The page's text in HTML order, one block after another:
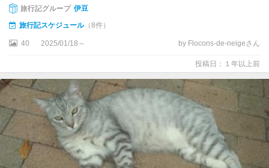
旅行記グループ 伊豆
旅行記スケジュール（8件）
40 2025/01/18～ by Flocons-de-neigeさん
投稿日：１年以上前